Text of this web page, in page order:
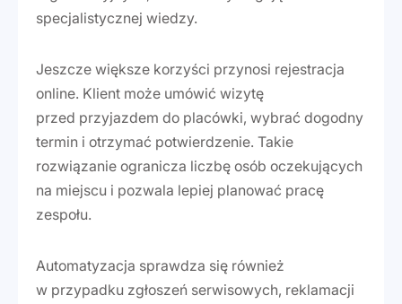
specjalistycznej wiedzy.
Jeszcze większe korzyści przynosi rejestracja
online. Klient może umówić wizytę
przed przyjazdem do placówki, wybrać dogodny
termin i otrzymać potwierdzenie. Takie
rozwiązanie ogranicza liczbę osób oczekujących
na miejscu i pozwala lepiej planować pracę
zespołu.
Automatyzacja sprawdza się również
w przypadku zgłoszeń serwisowych, reklamacji